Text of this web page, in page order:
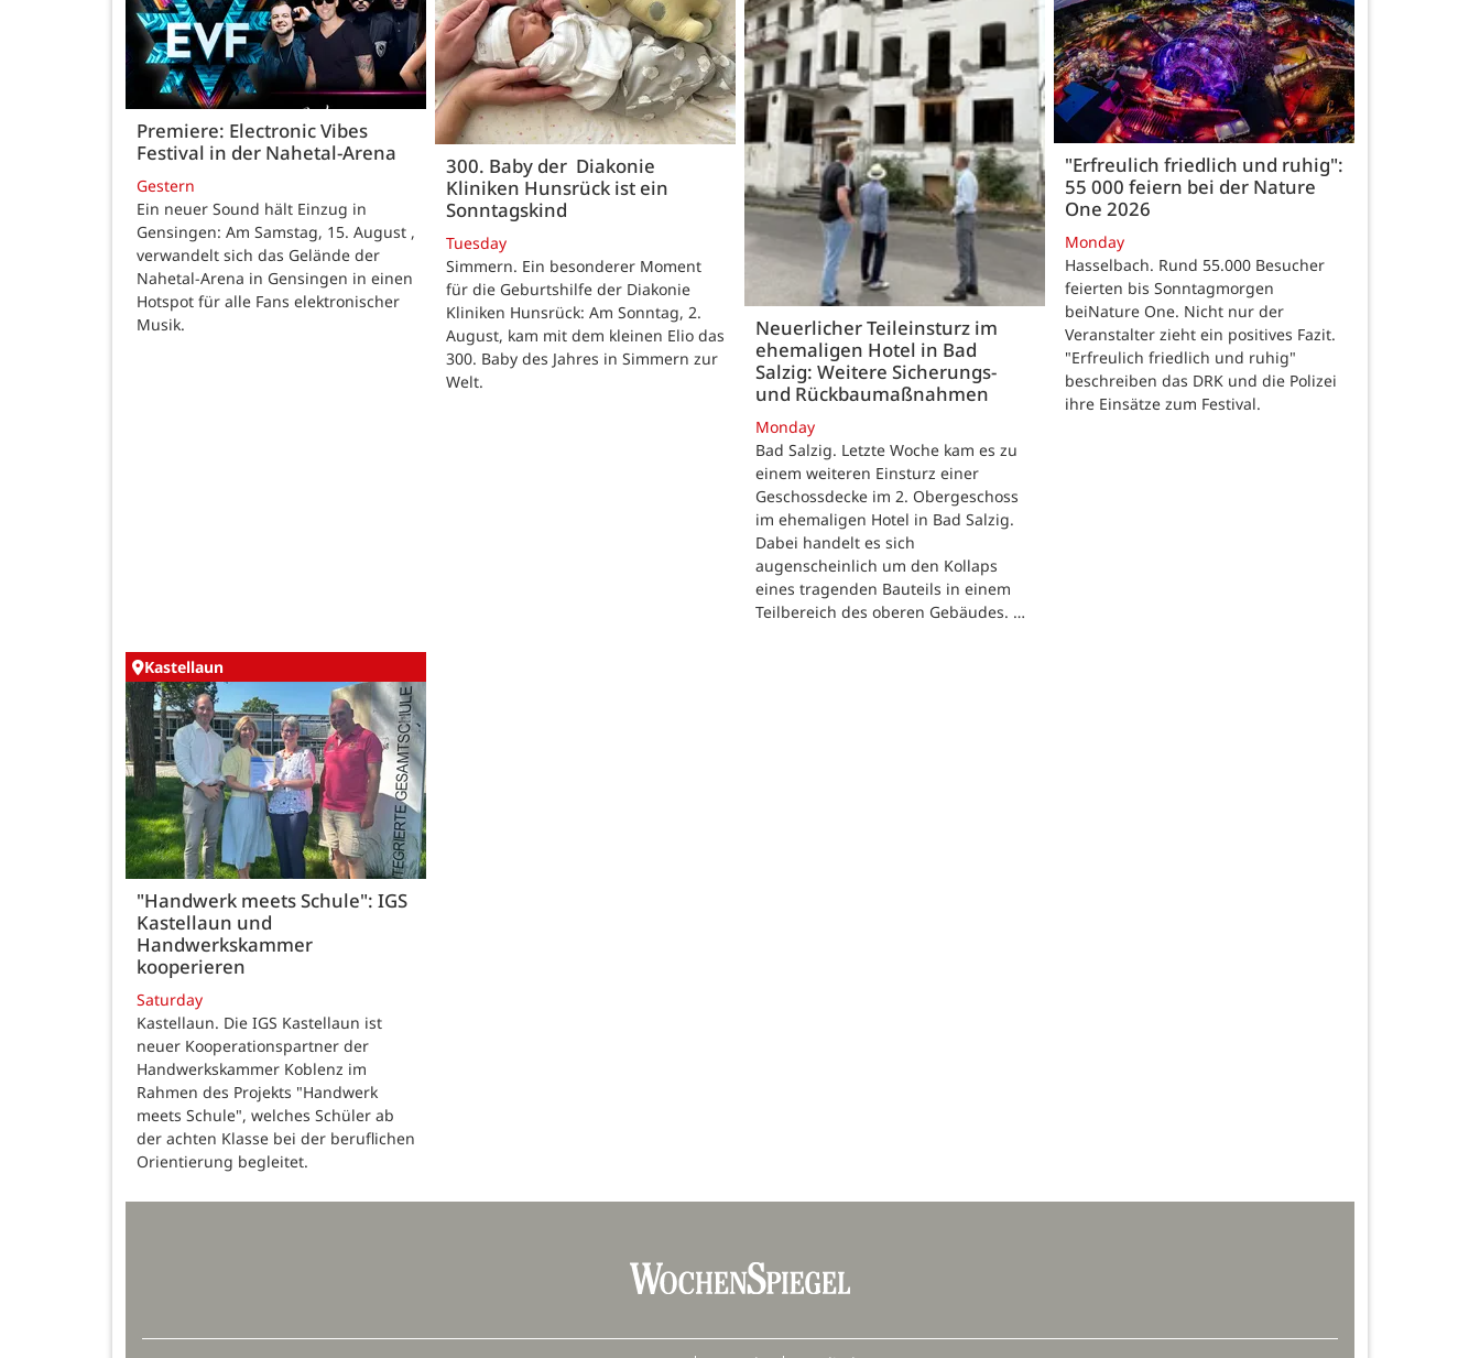
Premiere: Electronic Vibes
Festival in der Nahetal-Arena
Gestern
Ein neuer Sound hält Einzug in
Gensingen: Am Samstag, 15. August ,
verwandelt sich das Gelände der
Nahetal-Arena in Gensingen in einen
Hotspot für alle Fans elektronischer
Musik.
300. Baby der Diakonie
Kliniken Hunsrück ist ein
Sonntagskind
Tuesday
Simmern. Ein besonderer Moment
für die Geburtshilfe der Diakonie
Kliniken Hunsrück: Am Sonntag, 2.
August, kam mit dem kleinen Elio das
300. Baby des Jahres in Simmern zur
Welt.
Neuerlicher Teileinsturz im
ehemaligen Hotel in Bad
Salzig: Weitere Sicherungs-
und Rückbaumaßnahmen
Monday
Bad Salzig. Letzte Woche kam es zu
einem weiteren Einsturz einer
Geschossdecke im 2. Obergeschoss
im ehemaligen Hotel in Bad Salzig.
Dabei handelt es sich
augenscheinlich um den Kollaps
eines tragenden Bauteils in einem
Teilbereich des oberen Gebäudes. …
"Erfreulich friedlich und ruhig":
55 000 feiern bei der Nature
One 2026
Monday
Hasselbach. Rund 55.000 Besucher
feierten bis Sonntagmorgen
beiNature One. Nicht nur der
Veranstalter zieht ein positives Fazit.
"Erfreulich friedlich und ruhig"
beschreiben das DRK und die Polizei
ihre Einsätze zum Festival.
Kastellaun
"Handwerk meets Schule": IGS
Kastellaun und
Handwerkskammer
kooperieren
Saturday
Kastellaun. Die IGS Kastellaun ist
neuer Kooperationspartner der
Handwerkskammer Koblenz im
Rahmen des Projekts "Handwerk
meets Schule", welches Schüler ab
der achten Klasse bei der beruflichen
Orientierung begleitet.